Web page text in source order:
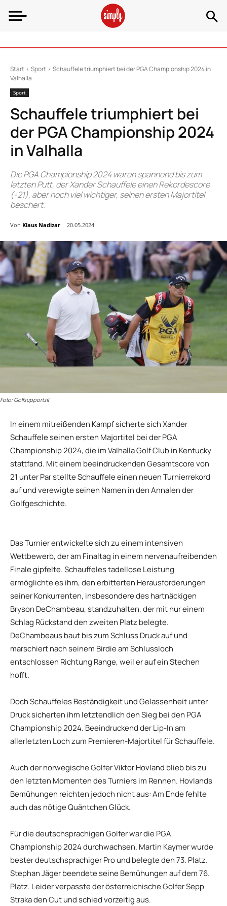
Start Sport
Schauffele triumphiert bei der PGA Championship 2024 in
Valhalla
Sport
Schauffele triumphiert bei
der PGA Championship 2024
in Valhalla
Die PGA Championship 2024 waren spannend bis zum
letzten Putt, der Xander Schauffele einen Rekordescore
(-21), aber noch viel wichtiger, seinen ersten Majortitel
beschert.
Von Klaus Nadizar 20.05.2024
Foto: Golfsupport.nl
In einem mitreißenden Kampf sicherte sich Xander
Schauffele seinen ersten Majortitel bei der PGA
Championship 2024, die im Valhalla Golf Club in Kentucky
stattfand. Mit einem beeindruckenden Gesamtscore von
21 unter Par stellte Schauffele einen neuen Turnierrekord
auf und verewigte seinen Namen in den Annalen der
Golfgeschichte.
Das Turnier entwickelte sich zu einem intensiven
Wettbewerb, der am Finaltag in einem nervenaufreibenden
Finale gipfelte. Schauffeles tadellose Leistung
ermöglichte es ihm, den erbitterten Herausforderungen
seiner Konkurrenten, insbesondere des hartnäckigen
Bryson DeChambeau, standzuhalten, der mit nur einem
Schlag Rückstand den zweiten Platz belegte.
DeChambeaus baut bis zum Schluss Druck auf und
marschiert nach seinem Birdie am Schlussloch
entschlossen Richtung Range, weil er auf ein Stechen
hofft.
Doch Schauffeles Beständigkeit und Gelassenheit unter
Druck sicherten ihm letztendlich den Sieg bei den PGA
Championship 2024. Beeindruckend der Lip-In am
allerletzten Loch zum Premieren-Majortitel für Schauffele.
Auch der norwegische Golfer Viktor Hovland blieb bis zu
den letzten Momenten des Turniers im Rennen. Hovlands
Bemühungen reichten jedoch nicht aus: Am Ende fehlte
auch das nötige Quäntchen Glück.
Für die deutschsprachigen Golfer war die PGA
Championship 2024 durchwachsen. Martin Kaymer wurde
bester deutschsprachiger Pro und belegte den 73. Platz.
Stephan Jäger beendete seine Bemühungen auf dem 76.
Platz. Leider verpasste der österreichische Golfer Sepp
Straka den Cut und schied vorzeitig aus.